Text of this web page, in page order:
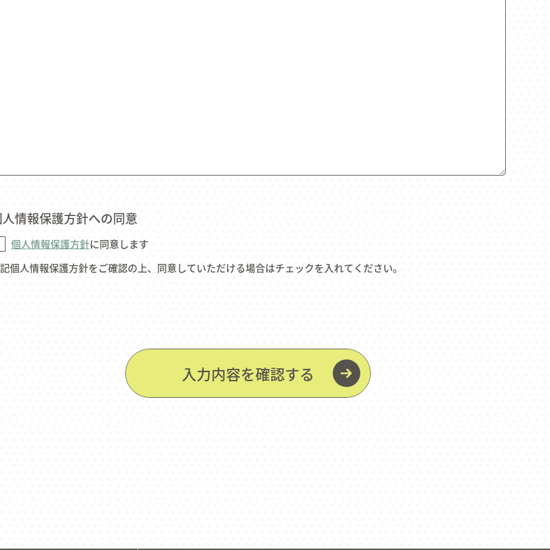
情報保護方針への同意
個人情報保護方針に同意します
個人情報保護方針をご確認の上、同意していただける場合はチェックを入れてください。